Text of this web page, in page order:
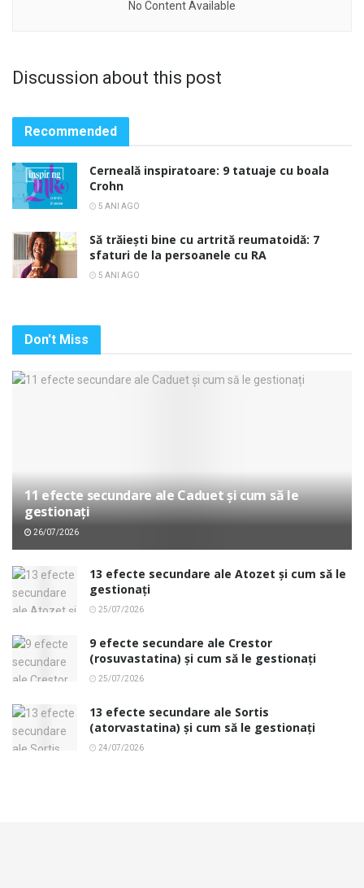
No Content Available
Discussion about this post
Recommended
Cerneală inspiratoare: 9 tatuaje cu boala
Crohn
5 ANI AGO
Să trăiești bine cu artrită reumatoidă: 7
sfaturi de la persoanele cu RA
5 ANI AGO
Don't Miss
11 efecte secundare ale Caduet și cum să le
gestionați
26/07/2026
13 efecte secundare ale Atozet și cum să le
gestionați
25/07/2026
9 efecte secundare ale Crestor
(rosuvastatina) și cum să le gestionați
25/07/2026
13 efecte secundare ale Sortis
(atorvastatina) și cum să le gestionați
24/07/2026